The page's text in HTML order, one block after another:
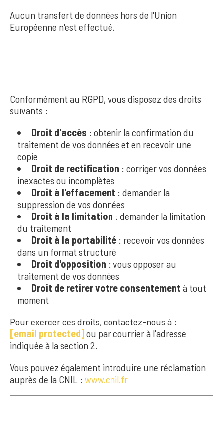
Aucun transfert de données hors de l'Union
Européenne n'est effectué.
Conformément au RGPD, vous disposez des droits
suivants :
Droit d'accès : obtenir la confirmation du
traitement de vos données et en recevoir une
copie
Droit de rectification : corriger vos données
inexactes ou incomplètes
Droit à l'effacement : demander la
suppression de vos données
Droit à la limitation : demander la limitation
du traitement
Droit à la portabilité : recevoir vos données
dans un format structuré
Droit d'opposition : vous opposer au
traitement de vos données
Droit de retirer votre consentement à tout
moment
Pour exercer ces droits, contactez-nous à :
[email protected] ou par courrier à l'adresse
indiquée à la section 2.
Vous pouvez également introduire une réclamation
auprès de la CNIL : www.cnil.fr